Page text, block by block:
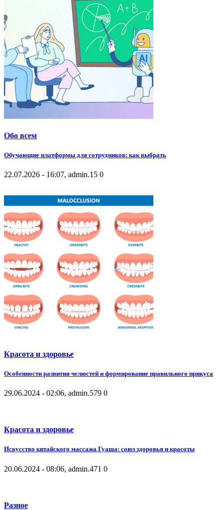
Обо всем
Обучающие платформы для сотрудников: как выбрать
22.07.2026 - 16:07, admin.15 0
Красота и здоровье
Особенности развития челюстей и формирование правильного прикуса
29.06.2024 - 02:06, admin.579 0
Красота и здоровье
Искусство китайского массажа Гуаша: союз здоровья и красоты
20.06.2024 - 08:06, admin.471 0
Разное